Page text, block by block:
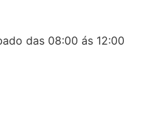
das 08:00 ás 12:00